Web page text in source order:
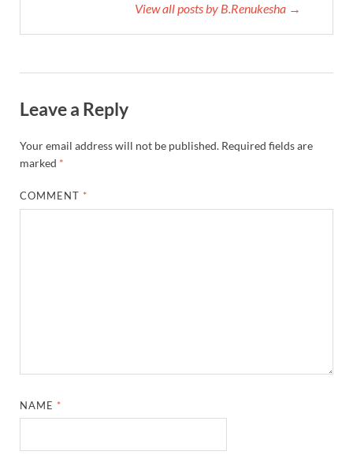
View all posts by B.Renukesha →
Leave a Reply
Your email address will not be published. Required fields are
marked *
COMMENT *
NAME *